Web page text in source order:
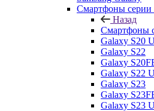
Смартфоны серии
Назад
Смартфоны
Galaxy S20
Galaxy S22
Galaxy
Galaxy S22
Galaxy S23
Galaxy
Galaxy S23